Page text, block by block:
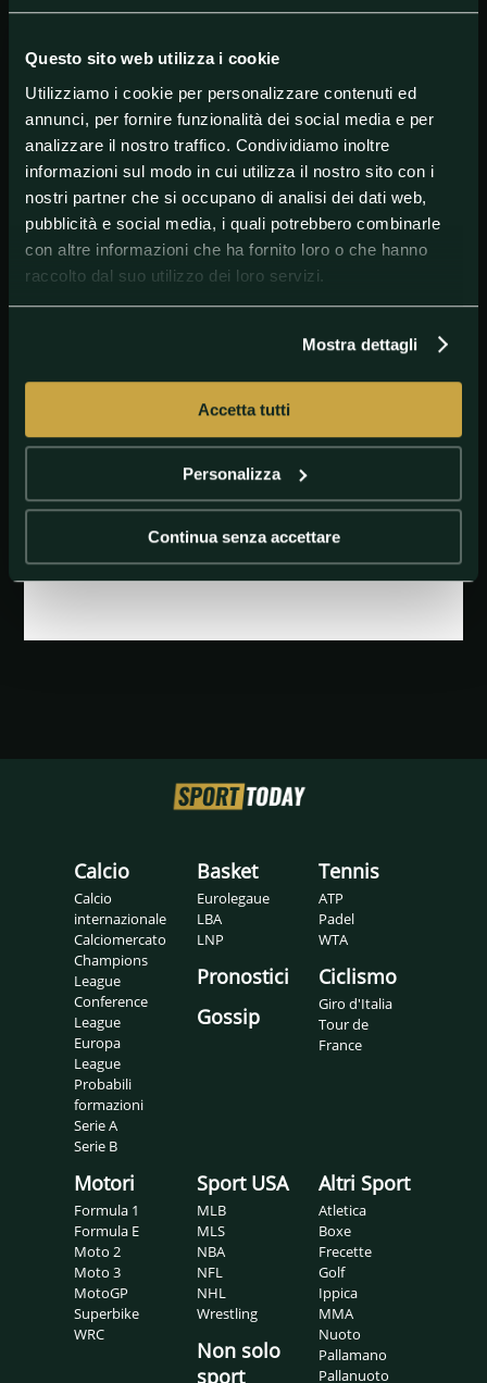
Questo sito web utilizza i cookie
Utilizziamo i cookie per personalizzare contenuti ed
annunci, per fornire funzionalità dei social media e per
analizzare il nostro traffico. Condividiamo inoltre
informazioni sul modo in cui utilizza il nostro sito con i
nostri partner che si occupano di analisi dei dati web,
pubblicità e social media, i quali potrebbero combinarle
con altre informazioni che ha fornito loro o che hanno
raccolto dal suo utilizzo dei loro servizi.
Mostra dettagli
Accetta tutti
Personalizza
Continua senza accettare
Alonso
Hamilton
Leclerc
Gasly
Sainz
Norris
Piastri
#Ferrari #Formula1 #MaxVerstappen
verstappen
Calcio
Calcio
internazionale
Calciomercato
Champions
League
Conference
League
Europa
League
Probabili
formazioni
Serie A
Serie B
Basket
Eurolegaue
LBA
LNP
Pronostici
Gossip
Tennis
ATP
Padel
WTA
Ciclismo
Giro d'Italia
Tour de
France
Motori
Formula 1
Formula E
Moto 2
Moto 3
MotoGP
Superbike
WRC
Sport USA
MLB
MLS
NBA
NFL
NHL
Wrestling
Non solo
sport
Altri Sport
Atletica
Boxe
Frecette
Golf
Ippica
MMA
Nuoto
Pallamano
Pallanuoto